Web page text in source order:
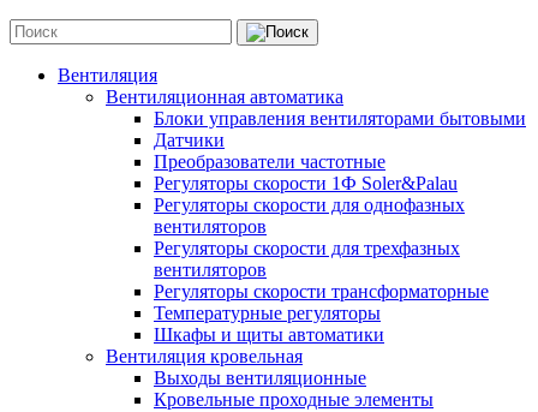
Вентиляция
Вентиляционная автоматика
Блоки управления вентиляторами бытовыми
Датчики
Преобразователи частотные
Регуляторы скорости 1Ф Soler&Palau
Регуляторы скорости для однофазных
вентиляторов
Регуляторы скорости для трехфазных
вентиляторов
Регуляторы скорости трансформаторные
Температурные регуляторы
Шкафы и щиты автоматики
Вентиляция кровельная
Выходы вентиляционные
Кровельные проходные элементы